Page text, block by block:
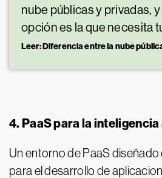
nube públicas y privadas,
opción es la que necesita
Leer: Diferencia entre la nube
4. PaaS para la
Un entorno de PaaS
para el desarrollo de